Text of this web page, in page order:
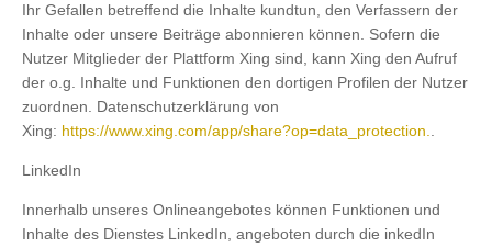
Ihr Gefallen betreffend die Inhalte kundtun, den Verfassern der
Inhalte oder unsere Beiträge abonnieren können. Sofern die
Nutzer Mitglieder der Plattform Xing sind, kann Xing den Aufruf
der o.g. Inhalte und Funktionen den dortigen Profilen der Nutzer
zuordnen. Datenschutzerklärung von
Xing: https://www.xing.com/app/share?op=data_protection.
LinkedIn
Innerhalb unseres Onlineangebotes können Funktionen und
Inhalte des Dienstes LinkedIn, angeboten durch die inkedIn